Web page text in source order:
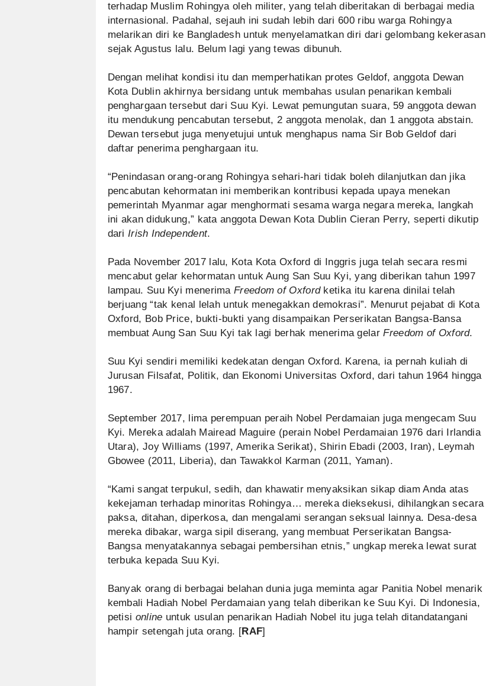
terhadap Muslim Rohingya oleh militer, yang telah diberitakan di berbagai media
internasional. Padahal, sejauh ini sudah lebih dari 600 ribu warga Rohingya
melarikan diri ke Bangladesh untuk menyelamatkan diri dari gelombang kekerasan
sejak Agustus lalu. Belum lagi yang tewas dibunuh.
Dengan melihat kondisi itu dan memperhatikan protes Geldof, anggota Dewan
Kota Dublin akhirnya bersidang untuk membahas usulan penarikan kembali
penghargaan tersebut dari Suu Kyi. Lewat pemungutan suara, 59 anggota dewan
itu mendukung pencabutan tersebut, 2 anggota menolak, dan 1 anggota abstain.
Dewan tersebut juga menyetujui untuk menghapus nama Sir Bob Geldof dari
daftar penerima penghargaan itu.
“Penindasan orang-orang Rohingya sehari-hari tidak boleh dilanjutkan dan jika
pencabutan kehormatan ini memberikan kontribusi kepada upaya menekan
pemerintah Myanmar agar menghormati sesama warga negara mereka, langkah
ini akan didukung,” kata anggota Dewan Kota Dublin Cieran Perry, seperti dikutip
dari Irish Independent.
Pada November 2017 lalu, Kota Kota Oxford di Inggris juga telah secara resmi
mencabut gelar kehormatan untuk Aung San Suu Kyi, yang diberikan tahun 1997
lampau. Suu Kyi menerimaFreedom of Oxfordketika itu karena dinilai telah
berjuang “tak kenal lelah untuk menegakkan demokrasi”. Menurut pejabat di Kota
Oxford, Bob Price, bukti-bukti yang disampaikan Perserikatan Bangsa-Bansa
membuat Aung San Suu Kyi tak lagi berhak menerima gelarFreedom of Oxford.
Suu Kyi sendiri memiliki kedekatan dengan Oxford. Karena, ia pernah kuliah di
Jurusan Filsafat, Politik, dan Ekonomi Universitas Oxford, dari tahun 1964 hingga
1967.
September 2017, lima perempuan peraih Nobel Perdamaian juga mengecam Suu
Kyi. Mereka adalah Mairead Maguire (perain Nobel Perdamaian 1976 dari Irlandia
Utara), Joy Williams (1997, Amerika Serikat), Shirin Ebadi (2003, Iran), Leymah
Gbowee (2011, Liberia), dan Tawakkol Karman (2011, Yaman).
“Kami sangat terpukul, sedih, dan khawatir menyaksikan sikap diam Anda atas
kekejaman terhadap minoritas Rohingya… mereka dieksekusi, dihilangkan secara
paksa, ditahan, diperkosa, dan mengalami serangan seksual lainnya. Desa-desa
mereka dibakar, warga sipil diserang, yang membuat Perserikatan Bangsa-
Bangsa menyatakannya sebagai pembersihan etnis,” ungkap mereka lewat surat
terbuka kepada Suu Kyi.
Banyak orang di berbagai belahan dunia juga meminta agar Panitia Nobel menarik
kembali Hadiah Nobel Perdamaian yang telah diberikan ke Suu Kyi. Di Indonesia,
petisi online untuk usulan penarikan Hadiah Nobel itu juga telah ditandatangani
hampir setengah juta orang. [RAF]